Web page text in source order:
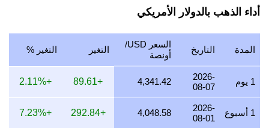
30 يوليو 2026 4,098.36
29 يوليو 2026 4,048.58
130.16
119.23
113.89
28 يوليو 2026 4,032.26
129.64
118.75
113.43
27 يوليو 2026 4,081.63
120.20
114.82
26 يوليو 2026 4,048.58
130.16
25 يوليو 2026 4,048.58
119.23
113.89
أداء الذهب بالدولار الأمريكي
المدة التاريخ
السعر USD/
أونصة
التغير التغير %
1 يوم
2026-
08-07
4,341.42
+89.61
+2.11%
1 أسبوع
2026-
08-01
4,048.58
+292.84
+7.23%